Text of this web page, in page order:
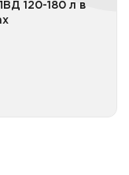
120-180 л в